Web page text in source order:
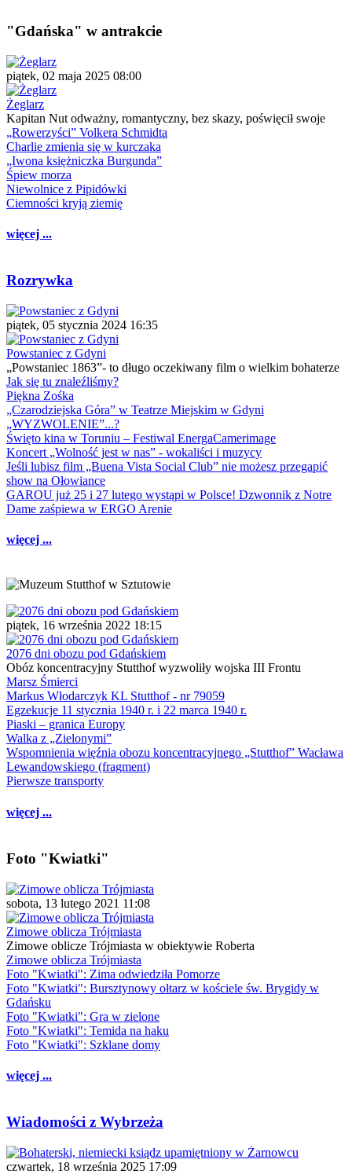
"Gdańska" w antrakcie
piątek, 02 maja 2025 08:00
Żeglarz
Kapitan Nut odważny, romantyczny, bez skazy, poświęcił swoje
„Rowerzyści” Volkera Schmidta
Charlie zmienia się w kurczaka
„Iwona księżniczka Burgunda”
Śpiew morza
Niewolnice z Pipidówki
Ciemności kryją ziemię
więcej ...
Rozrywka
piątek, 05 stycznia 2024 16:35
Powstaniec z Gdyni
„Powstaniec 1863”- to długo oczekiwany film o wielkim bohaterze
Jak się tu znaleźliśmy?
Piękna Zośka
„Czarodziejska Góra” w Teatrze Miejskim w Gdyni
„WYZWOLENIE”...?
Święto kina w Toruniu – Festiwal EnergaCamerimage
Koncert „Wolność jest w nas” - wokaliści i muzycy
Jeśli lubisz film „Buena Vista Social Club” nie możesz przegapić
show na Ołowiance
GAROU już 25 i 27 lutego wystąpi w Polsce! Dzwonnik z Notre
Dame zaśpiewa w ERGO Arenie
więcej ...
piątek, 16 września 2022 18:15
2076 dni obozu pod Gdańskiem
Obóz koncentracyjny Stutthof wyzwoliły wojska III Frontu
Marsz Śmierci
Markus Włodarczyk KL Stutthof - nr 79059
Egzekucje 11 stycznia 1940 r. i 22 marca 1940 r.
Piaski – granica Europy
Walka z „Zielonymi”
Wspomnienia więźnia obozu koncentracyjnego „Stutthof” Wacława
Lewandowskiego (fragment)
Pierwsze transporty
więcej ...
Foto "Kwiatki"
sobota, 13 lutego 2021 11:08
Zimowe oblicza Trójmiasta
Zimowe oblicze Trójmiasta w obiektywie Roberta
Zimowe oblicza Trójmiasta
Foto "Kwiatki": Zima odwiedziła Pomorze
Foto "Kwiatki": Bursztynowy ołtarz w kościele św. Brygidy w
Gdańsku
Foto "Kwiatki": Gra w zielone
Foto "Kwiatki": Temida na haku
Foto "Kwiatki": Szklane domy
więcej ...
Wiadomości z Wybrzeża
czwartek, 18 września 2025 17:09